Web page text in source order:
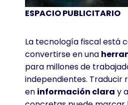
ESPACIO PUBLICITARIO
La tecnología fiscal está
convertirse en una
para millones de
independientes. Traducir
en información clara y